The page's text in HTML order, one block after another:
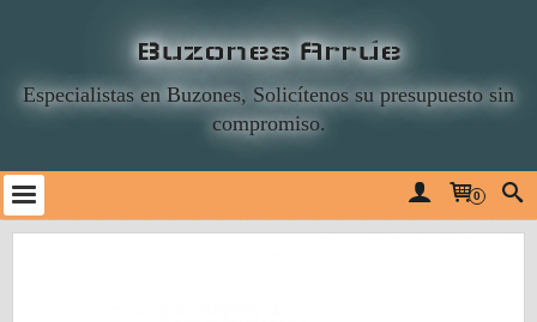
Buzones Arrúe
Especialistas en Buzones, Solicítenos su presupuesto sin
compromiso.
0